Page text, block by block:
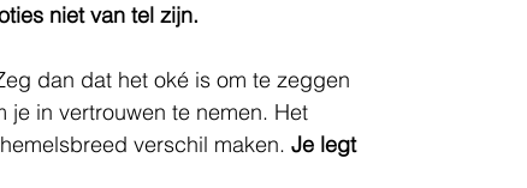
niet van tel zijn.
dan dat het oké is om te zeggen
in vertrouwen te nemen. Het
verschil maken. Je legt